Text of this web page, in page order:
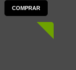
COMPRAR